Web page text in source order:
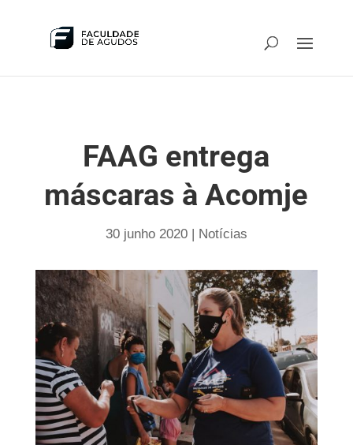
FAAG entrega
máscaras à Acomje
30 junho 2020| Notícias